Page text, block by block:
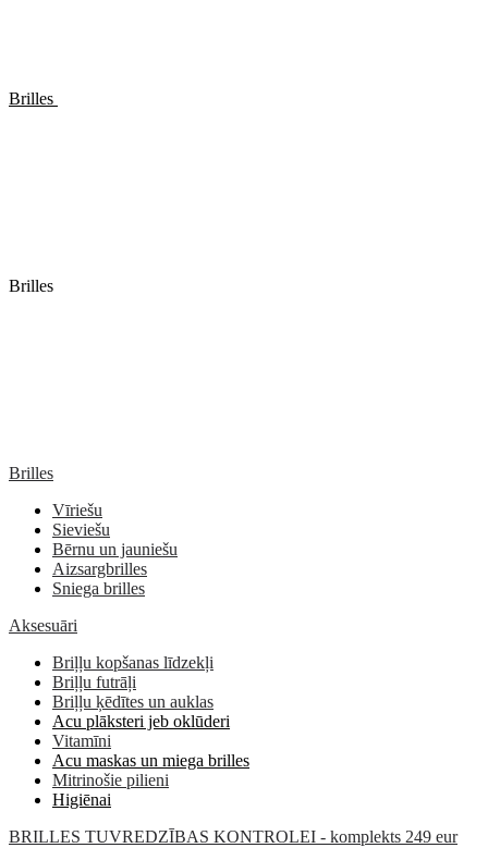
Brilles
Brilles
Brilles
Vīriešu
Sieviešu
Bērnu un jauniešu
Aizsargbrilles
Sniega brilles
Aksesuāri
Briļļu kopšanas līdzekļi
Briļļu futrāļi
Briļļu ķēdītes un auklas
Acu plāksteri jeb oklūderi
Vitamīni
Acu maskas un miega brilles
Mitrinošie pilieni
Higiēnai
BRILLES TUVREDZĪBAS KONTROLEI - komplekts 249 eur